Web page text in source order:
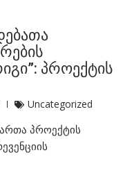
პროექტის
Uncategorized
პროექტის